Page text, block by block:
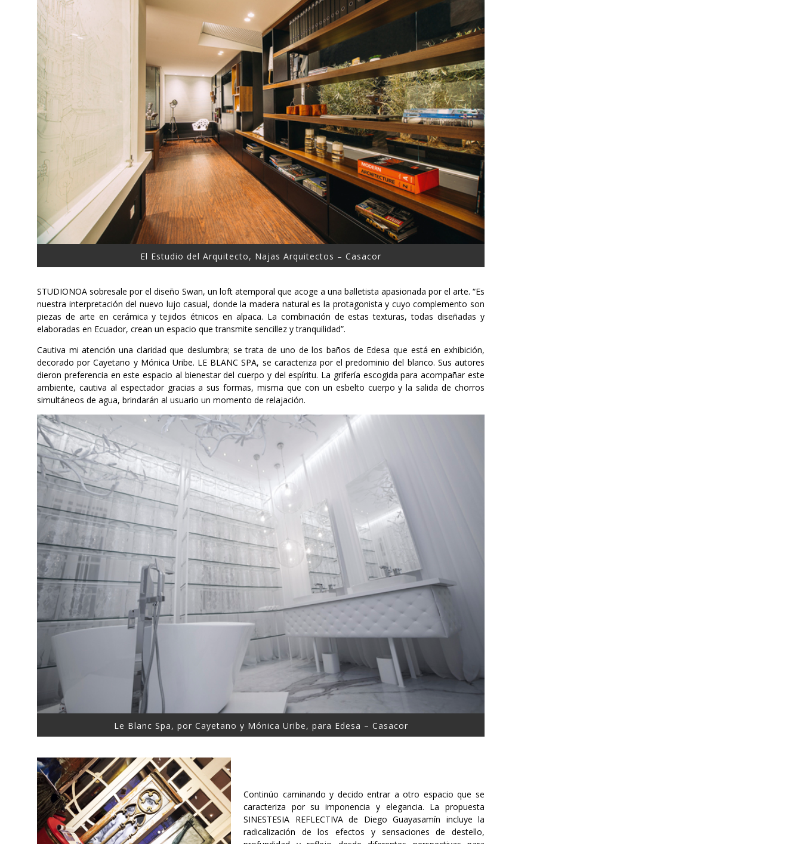
El Estudio del Arquitecto, Najas Arquitectos – Casacor
STUDIONOA sobresale por el diseño Swan, un loft atemporal que acoge a una balletista apasionada por el arte. “Es
nuestra interpretación del nuevo lujo casual, donde la madera natural es la protagonista y cuyo complemento son
piezas de arte en cerámica y tejidos étnicos en alpaca. La combinación de estas texturas, todas diseñadas y
elaboradas en Ecuador, crean un espacio que transmite sencillez y tranquilidad”.
Cautiva mi atención una claridad que deslumbra; se trata de uno de los baños de Edesa que está en exhibición,
decorado por Cayetano y Mónica Uribe. LE BLANC SPA, se caracteriza por el predominio del blanco. Sus autores
dieron preferencia en este espacio al bienestar del cuerpo y del espíritu. La grifería escogida para acompañar este
ambiente, cautiva al espectador gracias a sus formas, misma que con un esbelto cuerpo y la salida de chorros
simultáneos de agua, brindarán al usuario un momento de relajación.
Le Blanc Spa, por Cayetano y Mónica Uribe, para Edesa – Casacor
Continúo caminando y decido entrar a otro espacio que se
caracteriza por su imponencia y elegancia. La propuesta
SINESTESIA REFLECTIVA de Diego Guayasamín incluye la
radicalización de los efectos y sensaciones de destello,